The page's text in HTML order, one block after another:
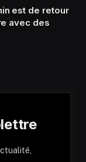
est de retour
avec des